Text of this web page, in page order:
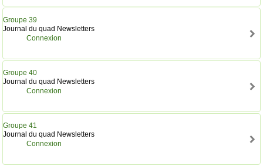
Groupe 39
Journal du quad Newsletters
Connexion
Groupe 40
Journal du quad Newsletters
Connexion
Groupe 41
Journal du quad Newsletters
Connexion